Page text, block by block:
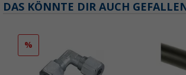
DAS KÖNNTE DIR AUCH
%